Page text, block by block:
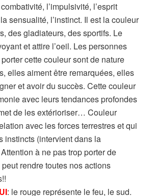
l’impulsivité, l’esprit
sensualité, l’instinct. Il est la couleur
des gladiateurs, des sportifs. Le
et attire l’oeil. Les personnes
cette couleur sont de nature
elles aiment être remarquées, elles
et avoir du succès. Cette couleur
avec leurs tendances profondes
de les extérioriser… Couleur
avec les forces terrestres et qui
instincts (intervient dans la
à ne pas trop porter de
rendre toutes nos actions
: le rouge représente le feu, le sud.